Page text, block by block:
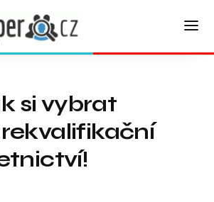
si vybrat